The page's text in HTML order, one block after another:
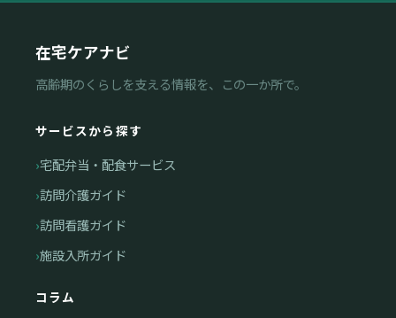
在宅ケアナビ
高齢期のくらしを支える情報を、この一か所で。
サービスから探す
宅配弁当・配食サービス
訪問介護ガイド
訪問看護ガイド
施設入所ガイド
コラム